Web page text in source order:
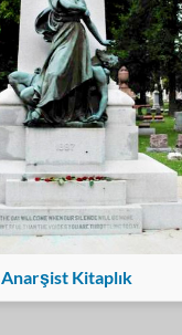
Anarşist Kitaplık